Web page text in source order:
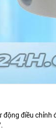
động điều